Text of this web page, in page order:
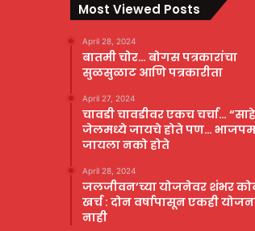
Most Viewed Posts
April 28, 2024
बातमी चोर… बोगस पत्रकारांचा
सुळसुळाट आणि पत्रकारीता
April 27, 2024
चावडी चावडीवर एकच चर्चा…
जेलमध्ये जायचे होते पण…
जायला नको होते
April 28, 2024
जलजीवन’च्या योजनेवर शंभर
खर्च : दोन वर्षापासून एकही
नाही